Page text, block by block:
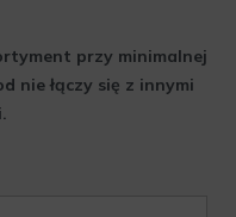
przy minimalnej
nie łączy się z innymi